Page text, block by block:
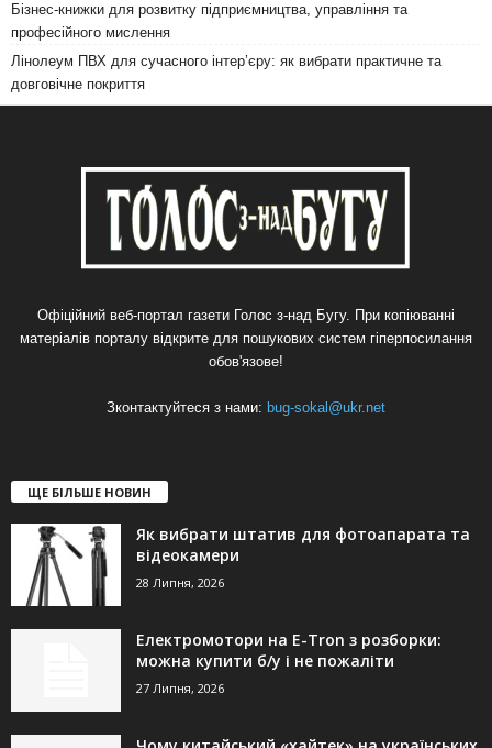
Бізнес-книжки для розвитку підприємництва, управління та
професійного мислення
Лінолеум ПВХ для сучасного інтер’єру: як вибрати практичне та
довговічне покриття
Офіційний веб-портал газети Голос з-над Бугу. При копіюванні
матеріалів порталу відкрите для пошукових систем гіперпосилання
обов'язове!
Зконтактуйтеся з нами: bug-sokal@ukr.net
ЩЕ БІЛЬШЕ НОВИН
Як вибрати штатив для фотоапарата та
відеокамери
28 Липня, 2026
Електромотори на E-Tron з розборки:
можна купити б/у і не пожаліти
27 Липня, 2026